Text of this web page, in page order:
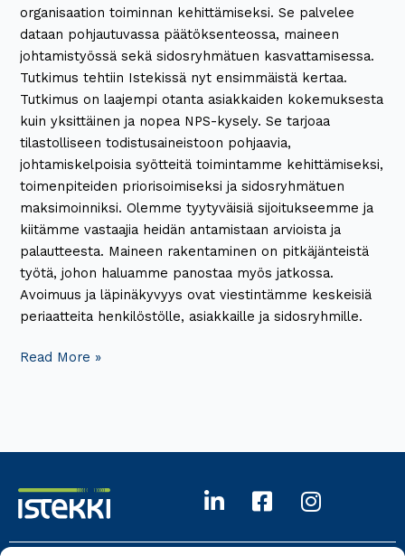
organisaation toiminnan kehittämiseksi. Se palvelee
dataan pohjautuvassa päätöksenteossa, maineen
johtamistyössä sekä sidosryhmätuen kasvattamisessa.
Tutkimus tehtiin Istekissä nyt ensimmäistä kertaa.
Tutkimus on laajempi otanta asiakkaiden kokemuksesta
kuin yksittäinen ja nopea NPS-kysely. Se tarjoaa
tilastolliseen todistusaineistoon pohjaavia,
johtamiskelpoisia syötteitä toimintamme kehittämiseksi,
toimenpiteiden priorisoimiseksi ja sidosryhmätuen
maksimoinniksi. Olemme tyytyväisiä sijoitukseemme ja
kiitämme vastaajia heidän antamistaan arvioista ja
palautteesta. Maineen rakentaminen on pitkäjänteistä
työtä, johon haluamme panostaa myös jatkossa.
Avoimuus ja läpinäkyvyys ovat viestintämme keskeisiä
periaatteita henkilöstölle, asiakkaille ja sidosryhmille.
Read More »